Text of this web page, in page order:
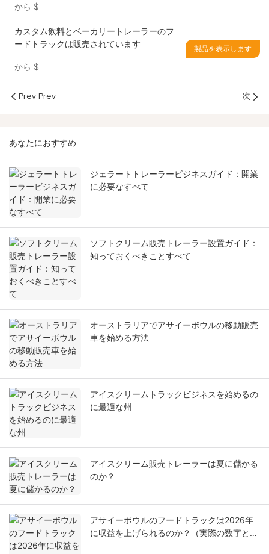
から $
カスタム飲料とベーカリートレーラーのフ
ードトラックは販売されています
から $
製品を表示します
Prev Prev 次
あなたにおすすめ
ジェラートトレーラービジネスガイド：開業
に必要なすべて
ソフトクリーム販売トレーラー設置ガイド：
知っておくべきことすべて
オーストラリアでアサイーボウルの移動販売
車を始める方法
アイスクリームトラックビジネスを始めるの
に最適な州
アイスクリーム販売トレーラーは夏に儲かる
のか？
アサイーボウルのフードトラックは2026年
に収益を上げられるのか？（実際の数字と投